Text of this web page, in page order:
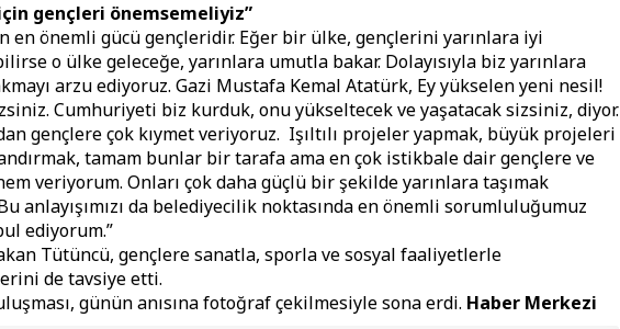
gençleri önemsemeliyiz”
en önemli gücü gençleridir. Eğer bir ülke, gençlerini yarınlara iyi
o ülke geleceğe, yarınlara umutla bakar. Dolayısıyla biz yarınlara
arzu ediyoruz. Gazi Mustafa Kemal Atatürk, Ey yükselen yeni nesil!
Cumhuriyeti biz kurduk, onu yükseltecek ve yaşatacak sizsiniz, diyor.
gençlere çok kıymet veriyoruz. Işıltılı projeler yapmak, büyük projeleri
tamam bunlar bir tarafa ama en çok istikbale dair gençlere ve
veriyorum. Onları çok daha güçlü bir şekilde yarınlara taşımak
anlayışımızı da belediyecilik noktasında en önemli sorumluluğumuz
ediyorum.”
Tütüncü, gençlere sanatla, sporla ve sosyal faaliyetlerle
de tavsiye etti.
günün anısına fotoğraf çekilmesiyle sona erdi. Haber Merkezi